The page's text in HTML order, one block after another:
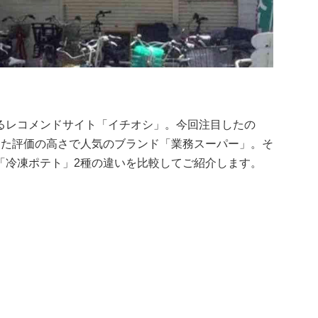
コメンドサイト「イチオシ」。今回注目したの
評価の高さで人気のブランド「業務スーパー」。そ
凍ポテト」2種の違いを比較してご紹介します。